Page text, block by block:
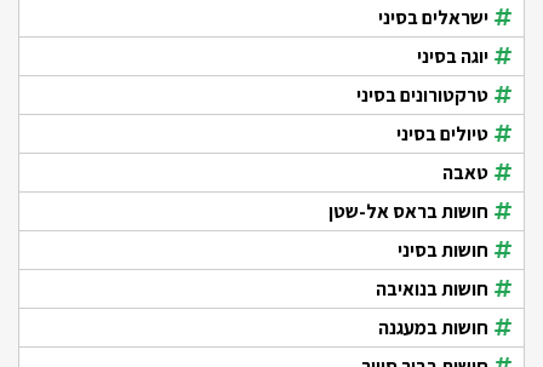
ישראלים בסיני
יוגה בסיני
טרקטורונים בסיני
טיולים בסיני
טאבה
חושות בראס אל-שטן
חושות בסיני
חושות בנואיבה
חושות במעגנה